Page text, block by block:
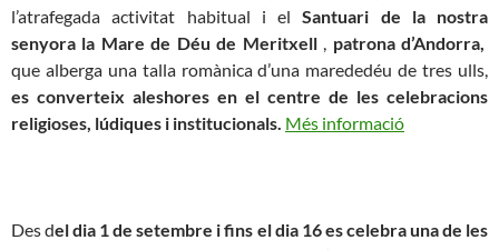
l’atrafegada activitat habitual i elSantuari de la nostra
senyora la Mare de Déu de Meritxell, patrona d’Andorra,
que alberga una talla romànica d’una marededéu de tres ulls,
es converteix aleshores en el centre de les celebracions
religioses, lúdiques i institucionals. Més informació
Des del dia 1 de setembre i fins el dia 16 es celebra una de les